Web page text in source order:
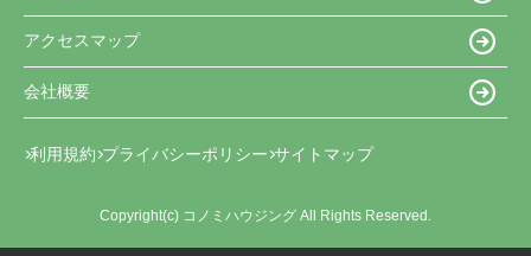
アクセスマップ
会社概要
利用規約 プライバシーポリシー サイトマップ
Copyright(c) コノミハウジング All Rights Reserved.